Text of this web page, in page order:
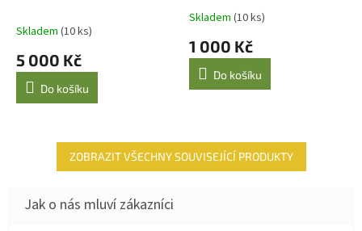
Skladem (10 ks)
5 000 Kč
Do košíku
Průměrné
produktu
5,0
Skladem (10 ks)
1 000 Kč
Do košíku
ZOBRAZIT VŠECHNY SOUVISEJÍCÍ PRODUKTY